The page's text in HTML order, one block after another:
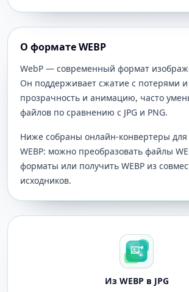
О формате WEBP
WebP — современный формат
Он поддерживает сжатие с потерями и
прозрачность и анимацию, часто
файлов по сравнению с JPG и PNG.
Ниже собраны онлайн-конвертеры
WEBP: можно преобразовать файлы
форматы или получить WEBP из
исходников.
Из WEBP в JPG